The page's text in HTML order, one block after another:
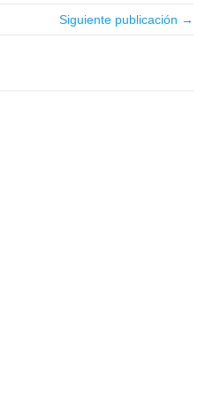
Siguiente publicación →